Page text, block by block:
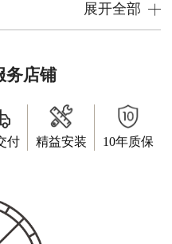
展开全部
务店铺
付 精益安装 10年质保